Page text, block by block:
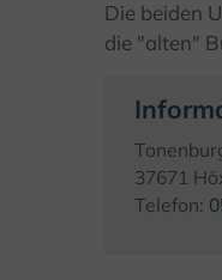
Die beiden
die "alten"
37671
Telefon: